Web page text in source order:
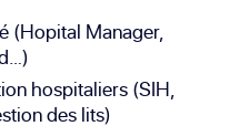
(Hopital Manager,
hospitaliers (SIH,
des lits)